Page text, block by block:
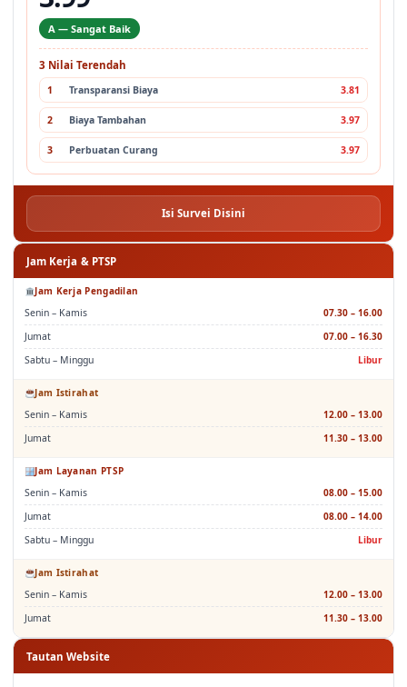
A — Sangat Baik
1 Transparansi Biaya
2 Biaya Tambahan 3.97
3 Perbuatan Curang 3.97
Isi Survei Disini
Jam Kerja & PTSP
Jam Kerja Pengadilan
Senin – Kamis
Jumat
07.00 – 16.30
Sabtu – Minggu
Libur
Senin – Kamis
Jumat
11.30 – 13.00
Senin – Kamis
Jumat
08.00 – 14.00
Sabtu – Minggu
Libur
Senin – Kamis
Jumat
11.30 – 13.00
Tautan Website
Mahkamah Agung RI